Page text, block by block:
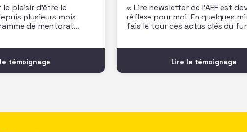
plaisir d’être le
plusieurs mois
de mentorat
partager un peu de
une
témoignage
« Lire newsletter de l’AFF est
réflexe pour moi. En quelques
fais le tour des actus clés du
connecté au secteur ! Un vrai
mon quotidien
Lire le témoignage